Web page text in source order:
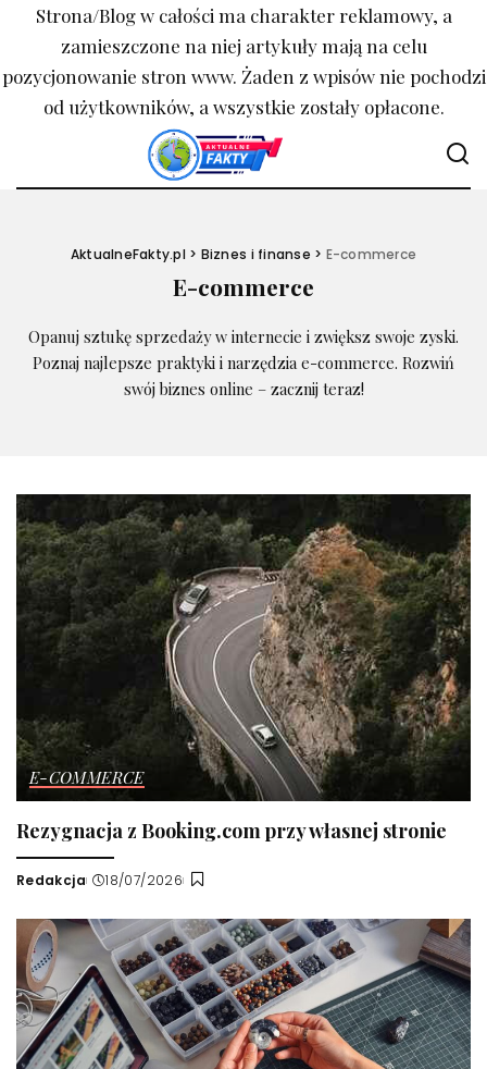
Strona/Blog w całości ma charakter reklamowy, a
zamieszczone na niej artykuły mają na celu
pozycjonowanie stron www. Żaden z wpisów nie pochodzi
od użytkowników, a wszystkie zostały opłacone.
AktualneFakty.pl> Biznes i finanse > E-commerce
E-commerce
Opanuj sztukę sprzedaży w internecie i zwiększ swoje zyski.
Poznaj najlepsze praktyki i narzędzia e-commerce. Rozwiń
swój biznes online – zacznij teraz!
E-COMMERCE
Rezygnacja z Booking.com przy własnej stronie
Wysłany
Redakcja 18/07/2026